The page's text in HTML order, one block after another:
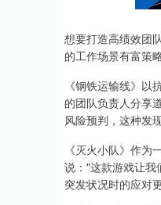
想要打造高绩效团
的工作场景有富策
《钢铁运输线》
的团队负责人分享
风险预判，这种发
《灭火小队》作
说："这款游戏让我
突发状况时的应对
上